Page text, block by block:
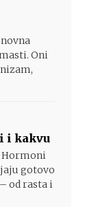
Oni
i kakvu
Hormoni
gotovo
od rasta i